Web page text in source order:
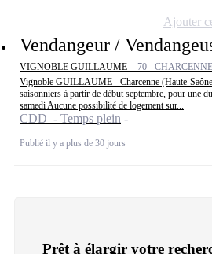
Vendangeur /
VIGNOBLE GUILLAUME - 70 - CHARCENNE
Vignoble GUILLAUME - Charcenne (Haute-
saisonniers à partir de début septembre, pour une
samedi Aucune possibilité de logement sur...
CDD - Temps plein
Publié il y a plus de 30 jours
Ajouter
Prêt à élargir votre